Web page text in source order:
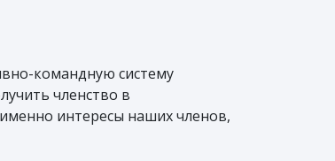
командную систему
членство в
интересы наших членов,